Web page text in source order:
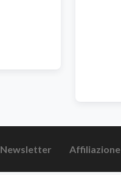
Newsletter Affiliazione